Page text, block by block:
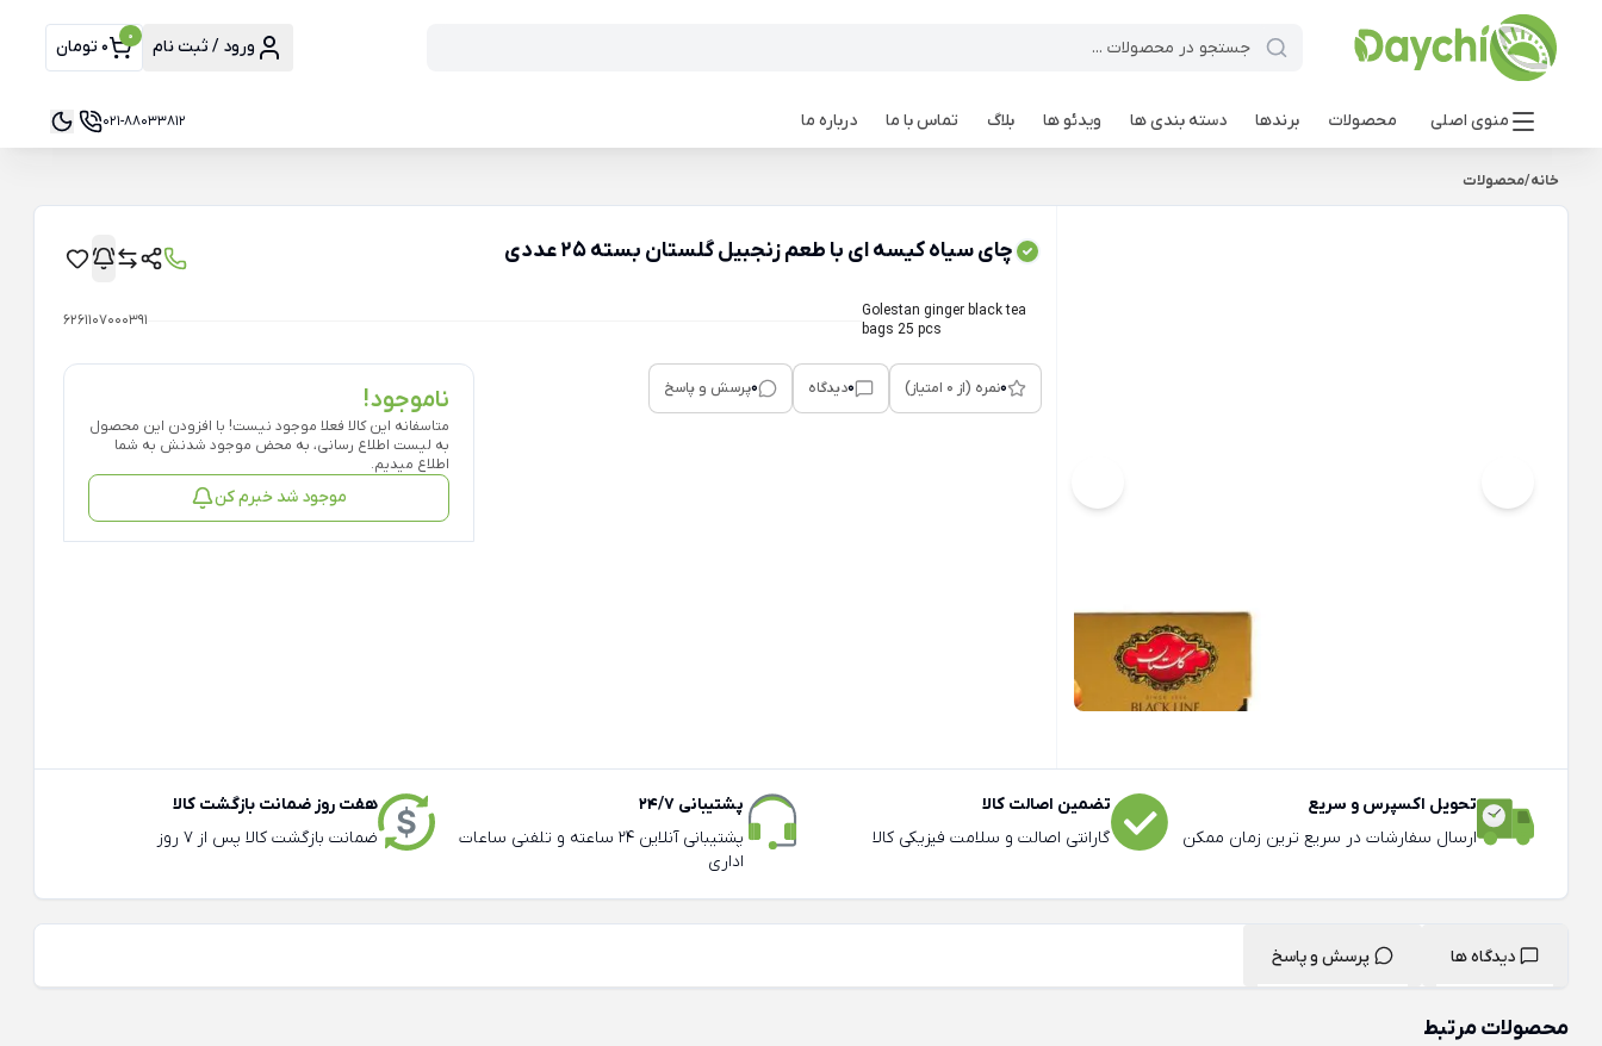
ورود / ثبت نام 0 0 تومان
منوی اصلی محصولات برندها دسته بندی ها ویدئو ها بلاگ تماس با ما درباره ما 021-88033812
خانه/محصولات
چای سیاه کیسه ای با طعم زنجبیل گلستان بسته 25 عددی
Golestan ginger black tea
bags 25 pcs
6261107000391
0نمره (از 0 امتیاز) 0دیدگاه 0پرسش و پاسخ ناموجود!
متاسفانه این کالا فعلا موجود نیست! با افزودن این محصول
به لیست اطلاع رسانی، به محض موجود شدنش به شما
اطلاع میدیم.
موجود شد خبرم کن
تحویل اکسپرس و سریع
ارسال سفارشات در سریع ترین زمان ممکن
تضمین اصالت کالا
گارانتی اصالت و سلامت فیزیکی کالا
پشتیبانی 24/7
پشتیبانی آنلاین 24 ساعته و تلفنی ساعات
اداری
هفت روز ضمانت بازگشت کالا
ضمانت بازگشت کالا پس از 7 روز
دیدگاه ها پرسش و پاسخ
محصولات مرتبط